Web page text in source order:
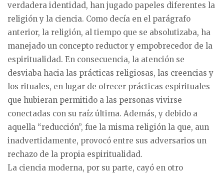
verdadera identidad, han jugado papeles diferentes la
religión y la ciencia. Como decía en el parágrafo
anterior, la religión, al tiempo que se absolutizaba, ha
manejado un concepto reductor y empobrecedor de la
espiritualidad. En consecuencia, la atención se
desviaba hacia las prácticas religiosas, las creencias y
los rituales, en lugar de ofrecer prácticas espirituales
que hubieran permitido a las personas vivirse
conectadas con su raíz última. Además, y debido a
aquella “reducción”, fue la misma religión la que, aun
inadvertidamente, provocó entre sus adversarios un
rechazo de la propia espiritualidad.
La ciencia moderna, por su parte, cayó en otro